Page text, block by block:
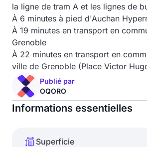
la ligne de tram A et les lignes de
À 6 minutes à pied d'Auchan
À 19 minutes en transport en
Grenoble
À 22 minutes en transport en
ville de Grenoble (Place Victor
Publié par
OQORO
Informations essentielles
Superficie